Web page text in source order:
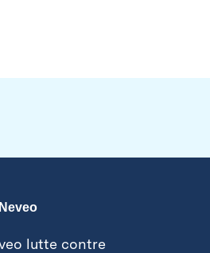
lutte contre